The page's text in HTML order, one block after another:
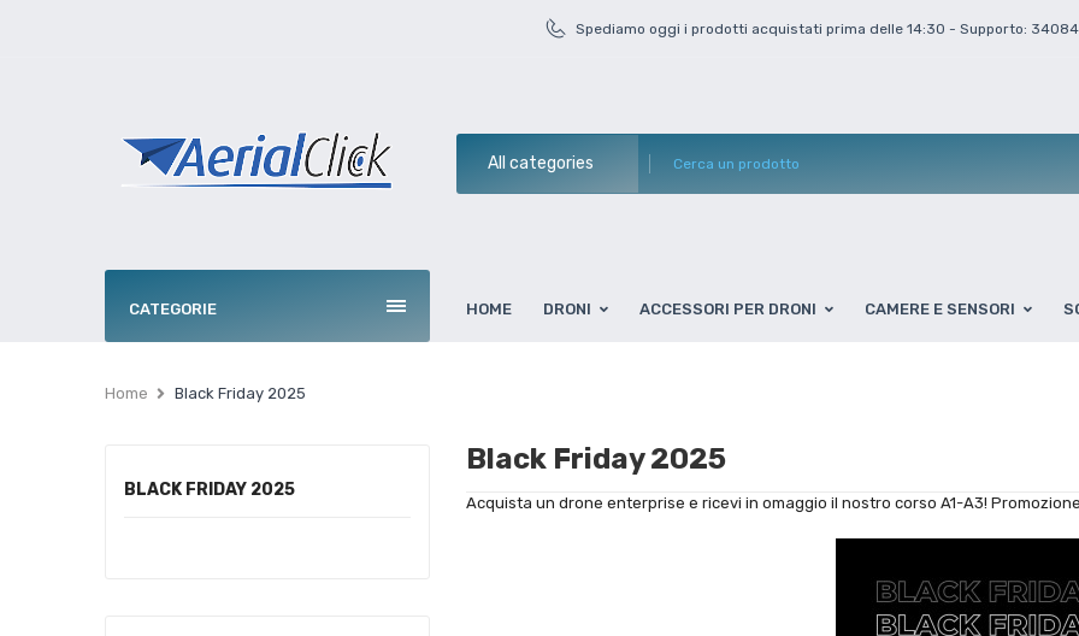
Spediamo oggi i prodotti acquistati prima delle 14:30 - Supporto:
CATEGORIE HOME DRONI ACCESSORI PER DRONI CAMERE E SENSORI
Home Black Friday 2025
BLACK FRIDAY 2025
Black Friday 2025
Acquista un drone enterprise e ricevi in omaggio il nostro corso A1-A3!